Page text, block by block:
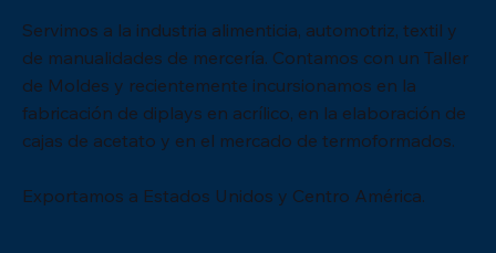
Servimos a la industria alimenticia, automotriz, textil y
de manualidades de mercería. Contamos con un Taller
de Moldes y recientemente incursionamos en la
fabricación de diplays en acrílico, en la elaboración de
cajas de acetato y en el mercado de termoformados.
Exportamos a Estados Unidos y Centro América.